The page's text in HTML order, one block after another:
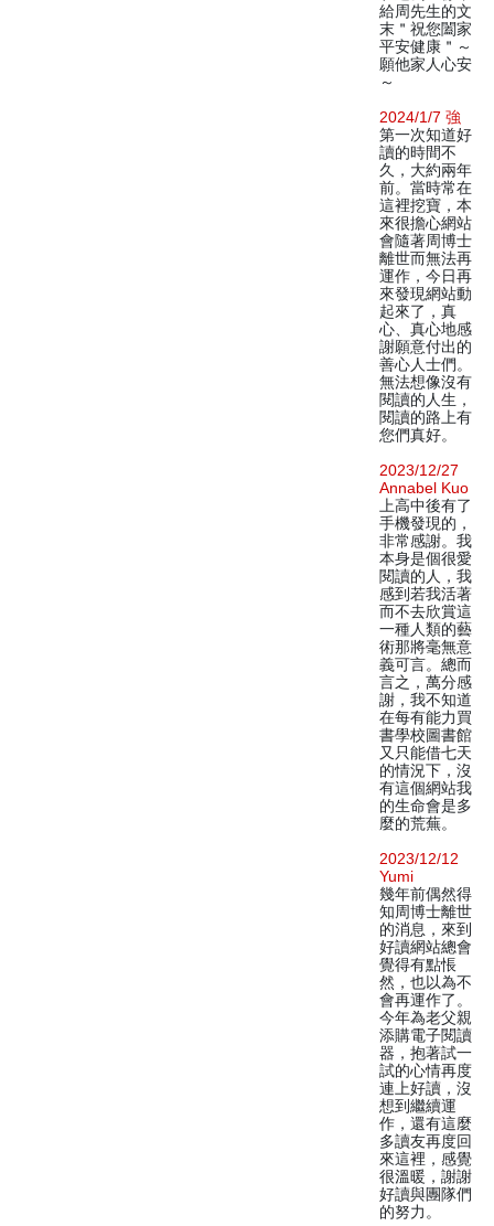
給周先生的文
末＂祝您闔家
平安健康＂～
願他家人心安
～
2024/1/7 強
第一次知道好
讀的時間不
久，大約兩年
前。當時常在
這裡挖寶，本
來很擔心網站
會隨著周博士
離世而無法再
運作，今日再
來發現網站動
起來了，真
心、真心地感
謝願意付出的
善心人士們。
無法想像沒有
閱讀的人生，
閱讀的路上有
您們真好。
2023/12/27
Annabel Kuo
上高中後有了
手機發現的，
非常感謝。我
本身是個很愛
閱讀的人，我
感到若我活著
而不去欣賞這
一種人類的藝
術那將毫無意
義可言。總而
言之，萬分感
謝，我不知道
在每有能力買
書學校圖書館
又只能借七天
的情況下，沒
有這個網站我
的生命會是多
麼的荒蕪。
2023/12/12
Yumi
幾年前偶然得
知周博士離世
的消息，來到
好讀網站總會
覺得有點悵
然，也以為不
會再運作了。
今年為老父親
添購電子閱讀
器，抱著試一
試的心情再度
連上好讀，沒
想到繼續運
作，還有這麼
多讀友再度回
來這裡，感覺
很溫暖，謝謝
好讀與團隊們
的努力。